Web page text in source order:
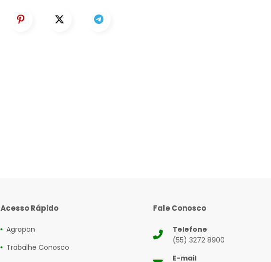
Acesso Rápido
Agropan
Trabalhe Conosco
Fale Conosco
Telefone
(55) 3272 8900
E-mail